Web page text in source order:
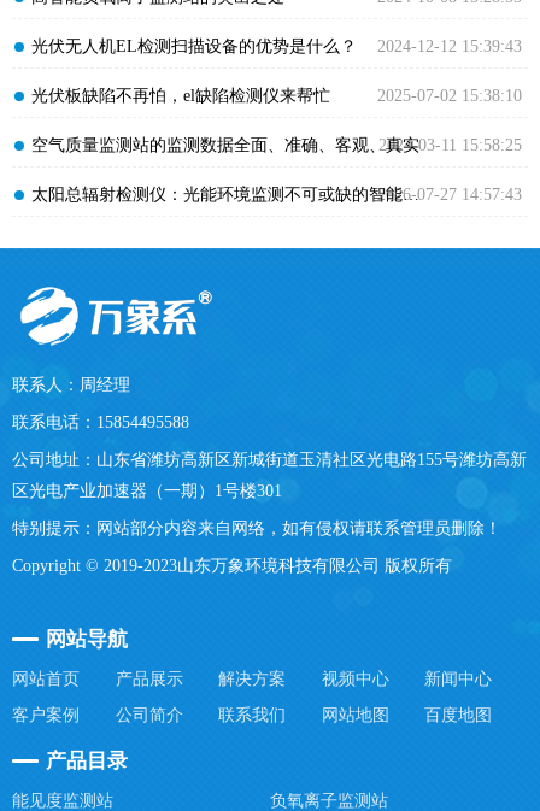
2024-12-12 15:39:43
​光伏无人机EL检测扫描设备的优势是什么？
2025-07-02 15:38:10
​光伏板缺陷不再怕，el缺陷检测仪来帮忙
2024-03-11 15:58:25
​空气质量监测站的监测数据全面、准确、客观、真实
2026-07-27 14:57:43
​太阳总辐射检测仪：光能环境监测不可或缺的智能设备
联系人：周经理
联系电话：15854495588
公司地址：山东省潍坊高新区新城街道玉清社区光电路155号潍坊高新
区光电产业加速器（一期）1号楼301
特别提示：网站部分内容来自网络，如有侵权请联系管理员删除！
Copyright © 2019-2023山东万象环境科技有限公司 版权所有
网站导航
网站首页 产品展示 解决方案 视频中心
新闻中心
客户案例
公司简介 联系我们 网站地图 百度地图
产品目录
能见度监测站 负氧离子监测站